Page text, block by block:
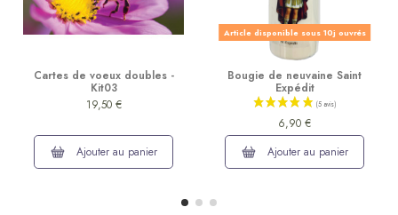
Cartes de voeux doubles -
Kit03
19,50 €
Ajouter au panier
Article disponible sous 10j ouvrés
Bougie de neuvaine Saint
Expédit
6,90 €
Ajouter au panier